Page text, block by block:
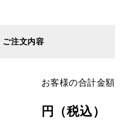
ご注文内容
お客様の合計金額
円（税込）